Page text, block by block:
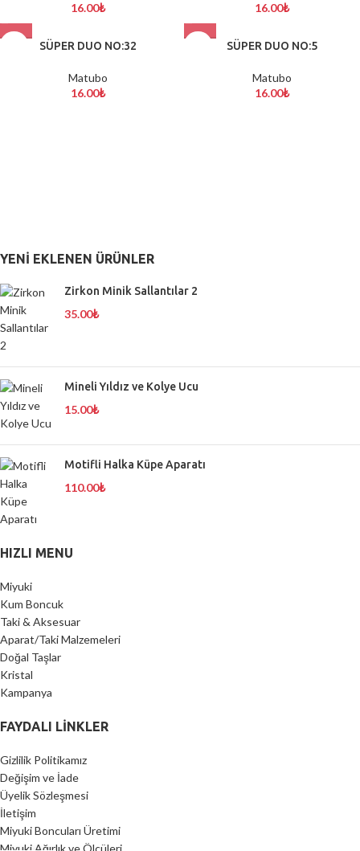
16.00₺
16.00₺
SÜPER DUO NO:32
Matubo
16.00₺
SÜPER DUO NO:5
Matubo
16.00₺
YENI EKLENEN ÜRÜNLER
Zirkon Minik Sallantılar 2
35.00₺
Mineli Yıldız ve Kolye Ucu
15.00₺
Motifli Halka Küpe Aparatı
110.00₺
HIZLI MENU
Miyuki
Kum Boncuk
Taki & Aksesuar
Aparat/Taki Malzemeleri
Doğal Taşlar
Kristal
Kampanya
FAYDALI LİNKLER
Gizlilik Politikamız
Değişim ve İade
Üyelik Sözleşmesi
İletişim
Miyuki Boncuları Üretimi
Miyuki Ağırlık ve Ölçüleri